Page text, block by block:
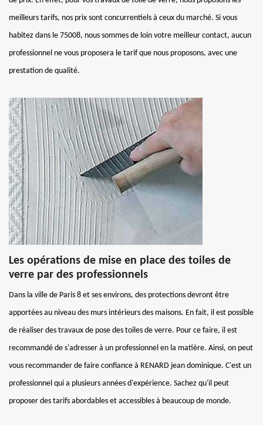
meilleurs tarifs, nos prix sont concurrentiels à ceux du marché. Si vous
habitez dans le 75008, nous sommes de loin votre meilleur contact, aucun
professionnel ne vous proposera le tarif que nous proposons, avec une
prestation de qualité.
Les opérations de mise en place des toiles de
verre par des professionnels
Dans la ville de Paris 8 et ses environs, des protections devront être
apportées au niveau des murs intérieurs des maisons. En fait, il est possible
de réaliser des travaux de pose des toiles de verre. Pour ce faire, il est
recommandé de s'adresser à un professionnel en la matière. Ainsi, on peut
vous recommander de faire confiance à RENARD jean dominique. C'est un
professionnel qui a plusieurs années d'expérience. Sachez qu'il peut
proposer des tarifs abordables et accessibles à beaucoup de monde.